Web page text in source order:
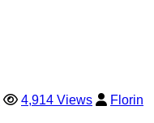
4,914 Views
Florin